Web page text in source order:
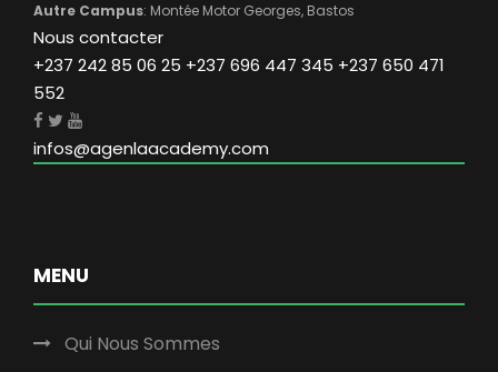
Autre Campus: Montée Motor Georges, Bastos
Nous contacter
+237 242 85 06 25 +237 696 447 345 +237 650 471
552
infos@agenlaacademy.com
MENU
Qui Nous Sommes